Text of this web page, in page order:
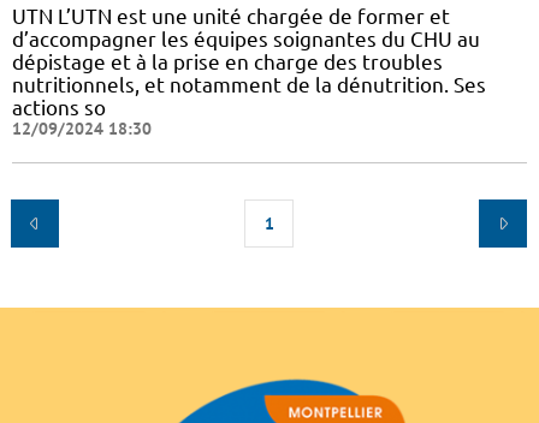
UTN L’UTN est une unité chargée de former et
d’accompagner les équipes soignantes du CHU au
dépistage et à la prise en charge des troubles
nutritionnels, et notamment de la dénutrition. Ses
actions so
12/09/2024 18:30
1